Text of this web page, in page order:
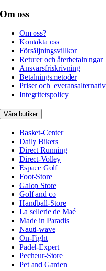
Om oss
Om oss?
Kontakta oss
Försäljningsvillkor
Returer och återbetalningar
Ansvarsfriskrivning
Betalningsmetoder
Priser och leveransalternativ
Integritetspolicy
Våra butiker
Basket-Center
Daily Bikers
Direct Running
Direct-Volley
Espace Golf
Foot-Store
Galop Store
Golf and co
Handball-Store
La sellerie de Maé
Made in Paradis
Nauti-wave
On-Fight
Padel-Expert
Pecheur-Store
Pet and Garden